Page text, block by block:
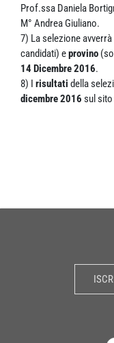
Prof.ssa Daniela
M° Andrea Giuliano.
7) La selezione avverrà
candidati) eprovino
14 Dicembre 2016.
8) I risultati della
dicembre 2016 sul sito